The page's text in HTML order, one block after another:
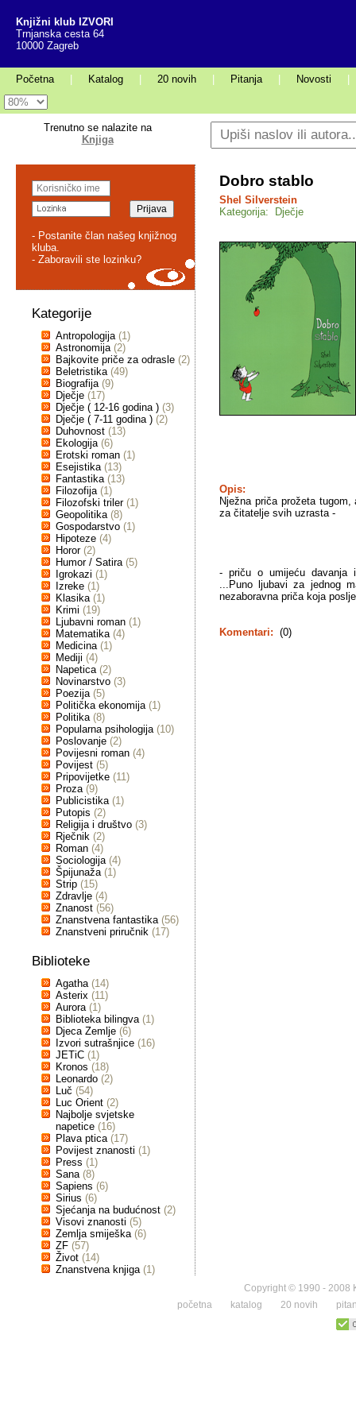
Knjižni klub IZVORI
Trnjanska cesta 64
10000 Zagreb
Početna Katalog 20 novih Pitanja Novosti
Trenutno se nalazite na
Knjiga
- Postanite član našeg knjižnog
kluba.
- Zaboravili ste lozinku?
Kategorije
Antropologija (1)
Astronomija (2)
Bajkovite priče za odrasle (2)
Beletristika (49)
Biografija (9)
Dječje (17)
Dječje ( 12-16 godina ) (3)
Dječje ( 7-11 godina ) (2)
Duhovnost (13)
Ekologija (6)
Erotski roman (1)
Esejistika (13)
Fantastika (13)
Filozofija (1)
Filozofski triler (1)
Geopolitika (8)
Gospodarstvo (1)
Hipoteze (4)
Horor (2)
Humor / Satira (5)
Igrokazi (1)
Izreke (1)
Klasika (1)
Krimi (19)
Ljubavni roman (1)
Matematika (4)
Medicina (1)
Mediji (4)
Napetica (2)
Novinarstvo (3)
Poezija (5)
Politička ekonomija (1)
Politika (8)
Popularna psihologija (10)
Poslovanje (2)
Povijesni roman (4)
Povijest (5)
Pripovijetke (11)
Proza (9)
Publicistika (1)
Putopis (2)
Religija i društvo (3)
Rječnik (2)
Roman (4)
Sociologija (4)
Špijunaža (1)
Strip (15)
Zdravlje (4)
Znanost (56)
Znanstvena fantastika (56)
Znanstveni priručnik (17)
Biblioteke
Agatha (14)
Asterix (11)
Aurora (1)
Biblioteka bilingva (1)
Djeca Zemlje (6)
Izvori sutrašnjice (16)
JETiC (1)
Kronos (18)
Leonardo (2)
Luč (54)
Luc Orient (2)
Najbolje svjetske
napetice (16)
Plava ptica (17)
Povijest znanosti (1)
Press (1)
Sana (8)
Sapiens (6)
Sirius (6)
Sjećanja na budućnost (2)
Visovi znanosti (5)
Zemlja smiješka (6)
ZF (57)
Život (14)
Znanstvena knjiga (1)
Dobro stablo
Shel Silverstein
Kategorija: Dječje
Opis:
Nježna priča prožeta
za čitatelje svih uzrasta -
- priču o umijeću davanja
...Puno ljubavi za jednog
nezaboravna priča koja
Komentari: (0)
Copyright © 1990 - 2008
početna
katalog 20 novih